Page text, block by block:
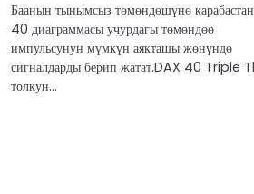
Баанын тынымсыз төмөндөшүнө
40 диаграммасы учурдагы төмөндөө
импульсунун мүмкүн аякташы жөнүндө
сигналдарды берип жатат.DAX 40 Triple
толкун…